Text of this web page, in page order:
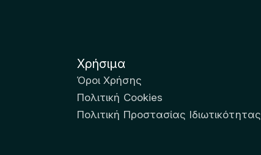
Χρήσιμα
Όροι Χρήσης
Πολιτική Cookies
Πολιτική Προστασίας Ιδιωτικότητας